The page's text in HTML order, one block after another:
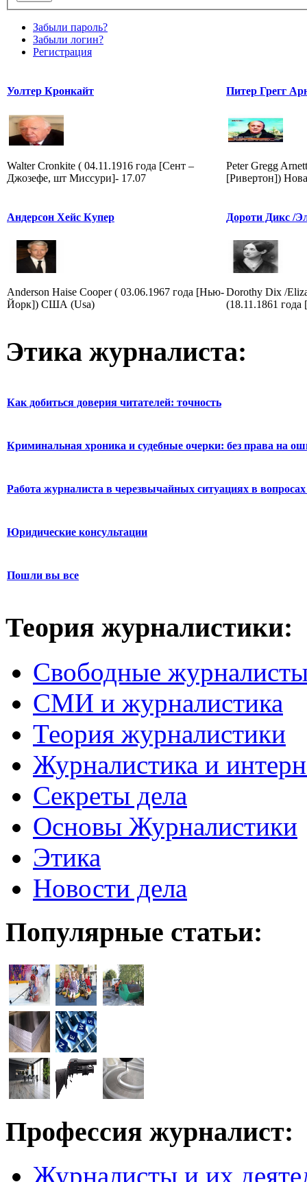
Забыли пароль?
Забыли логин?
Регистрация
Уолтер Кронкайт
Walter Cronkite ( 04.11.1916 года [Сент –
Джозефе, шт Миссури]- 17.07
Питер Грегг
Peter Gregg
[Ривертон])
Андерсон Хейс Купер
Anderson Haise Cooper ( 03.06.1967 года [Нью-
Йорк]) США (Usa)
Дороти Дикс /
Dorothy Dix /
(18.11.1861
Этика журналиста:
Как добиться доверия читателей: точность
Криминальная хроника и судебные очерки: без права на
Работа журналиста в черезвычайных ситуациях в вопросах
Юридические консультации
Пошли вы все
Теория журналистики:
Свободные
СМИ и журналистика
Теория журналистики
Журналистика и
Секреты дела
Основы Журналистики
Этика
Новости дела
Популярные статьи:
Профессия журналист:
Журналисты и их